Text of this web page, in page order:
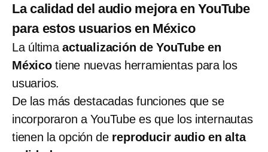
La calidad del audio mejora en YouTube
para estos usuarios en México
La últimaactualización de YouTube en
Méxicotiene nuevas herramientas para los
usuarios.
De las más destacadas funciones que se
incorporaron a YouTube es que los internautas
tienen la opción de reproducir audio en alta